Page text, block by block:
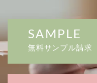
SAMPLE
無料サンプル請求